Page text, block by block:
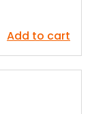
Add to cart